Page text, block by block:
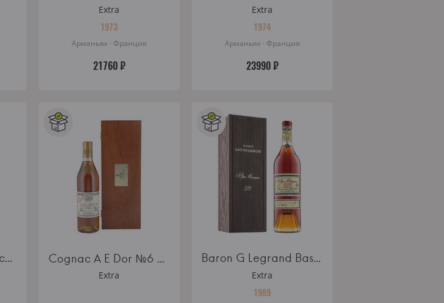
Extra
1973
Арманьяк · Франция
21760 ₽
Extra
1974
Арманьяк · Франция
23990 ₽
Cognac Menard Ancestrale Reserve de Famille wooden box Cognac A E Dor №6 wooden box
Extra
Baron G Legrand Bas Armagnac 1989 wooden box
Extra
1989